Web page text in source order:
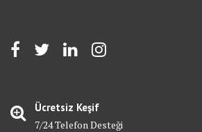
Ücretsiz Keşif
7/24 Telefon Desteği